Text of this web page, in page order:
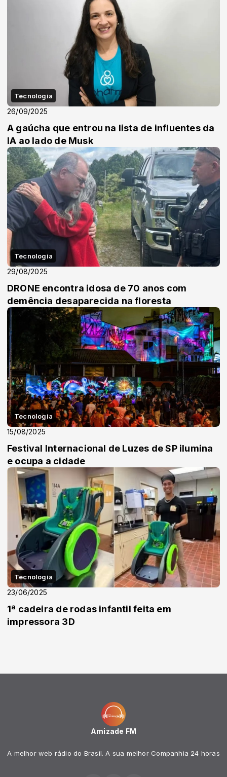
Tecnologia
26/09/2025
A gaúcha que entrou na lista de influentes da
IA ao lado de Musk
Tecnologia
29/08/2025
DRONE encontra idosa de 70 anos com
demência desaparecida na floresta
Tecnologia
15/08/2025
Festival Internacional de Luzes de SP ilumina
e ocupa a cidade
Tecnologia
23/06/2025
1ª cadeira de rodas infantil feita em
impressora 3D
Amizade FM
A melhor web rádio do Brasil. A sua melhor Companhia 24 horas